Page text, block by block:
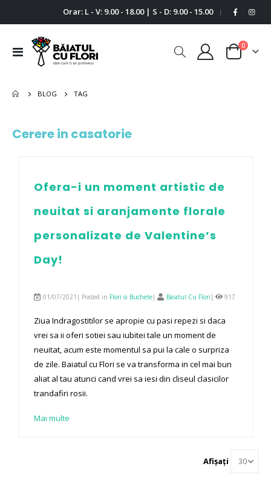
Orar: L - V: 9.00 - 18.00 | S - D: 9.00 - 15.00 |
Comutare
Cart
0
BLOG TAG
Cerere in casatorie
Ofera-i un moment artistic de
neuitat si aranjamente florale
personalizate de Valentine’s
Day!
01/07/2021| Posted in Flori si Buchete| Baiatul Cu Flori | 917
Ziua Indragostitilor se apropie cu pasi repezi si daca
vrei sa ii oferi sotiei sau iubitei tale un moment de
neuitat, acum este momentul sa pui la cale o surpriza
de zile. Baiatul cu Flori se va transforma in cel mai bun
aliat al tau atunci cand vrei sa iesi din cliseul clasicilor
trandafiri rosii.
Mai multe
Afișați